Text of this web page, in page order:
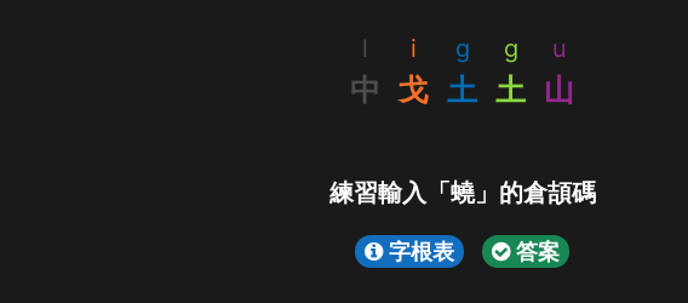
l
中
i
戈
g
土
g
土
u
山
練習輸入「蟯」的倉頡碼
字根表 答案